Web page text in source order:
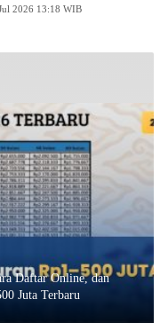
Jumat, 31 Jul 2026 13:18 WIB
Daftar Online, dan
Juta Terbaru